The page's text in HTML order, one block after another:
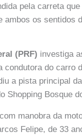
pela carreta
ambos os sentidos
(PRF) investiga
condutora do carro
a pista principal
Shopping Bosque
manobra da
Felipe, de 33